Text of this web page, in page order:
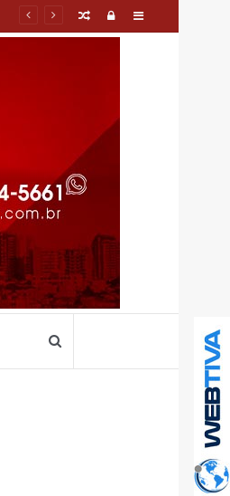
Barra
Entrar
Artigo